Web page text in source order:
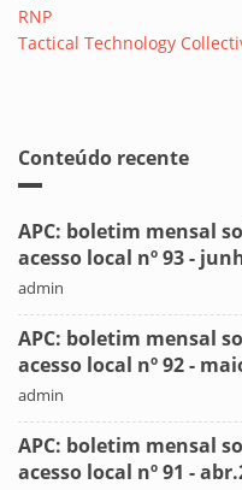
RNP
Tactical Technology
Conteúdo recente
APC: boletim mensal
acesso local nº 93 -
admin
APC: boletim mensal
acesso local nº 92 -
admin
APC: boletim mensal
acesso local nº 91 -